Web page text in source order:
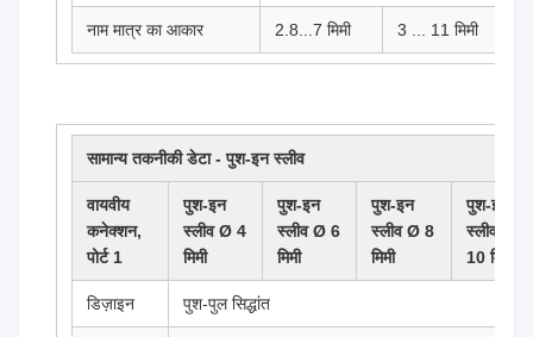
नाम मात्र का आकार 2.8...7 मिमी 3 ... 11 मिमी
सामान्य तकनीकी डेटा - पुश-इन स्लीव
वायवीय
कनेक्शन,
पोर्ट 1
पुश-इन
स्लीव Ø 4
मिमी
पुश-इन
स्लीव Ø 6
मिमी
पुश-इन
स्लीव Ø 8
मिमी
पुश-इन
स्लीव Ø
10 मिमी
डिज़ाइन पुश-पुल सिद्धांत